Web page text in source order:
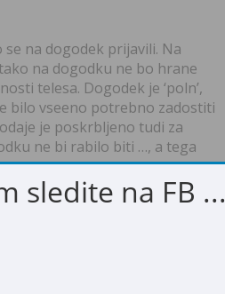
na dogodek prijavili. Na
na dogodku ne bo hrane
telesa. Dogodek je ‘poln’,
bilo vseeno potrebno zadostiti
je poskrbljeno tudi za
ne bi rabilo biti …, a tega
Rukav, ki ji je bil ves čas v oporo … in se
sledite na FB ...